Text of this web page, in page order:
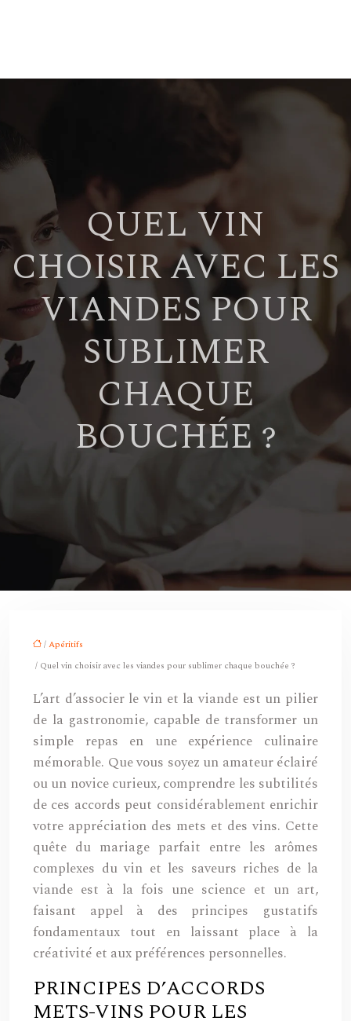
QUEL VIN
CHOISIR AVEC LES
VIANDES POUR
SUBLIMER
CHAQUE
BOUCHÉE ?
/Apéritifs
/ Quel vin choisir avec les viandes pour sublimer chaque bouchée ?
L’art d’associer le vin et la viande est un pilier
de la gastronomie, capable de transformer un
simple repas en une expérience culinaire
mémorable. Que vous soyez un amateur éclairé
ou un novice curieux, comprendre les subtilités
de ces accords peut considérablement enrichir
votre appréciation des mets et des vins. Cette
quête du mariage parfait entre les arômes
complexes du vin et les saveurs riches de la
viande est à la fois une science et un art,
faisant appel à des principes gustatifs
fondamentaux tout en laissant place à la
créativité et aux préférences personnelles.
PRINCIPES D’ACCORDS
METS-VINS POUR LES